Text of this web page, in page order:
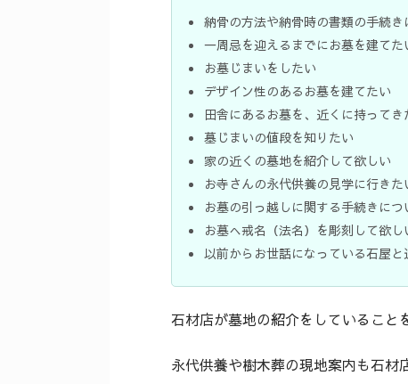
納骨の方法や納骨時の書類の手続
一周忌を迎えるまでにお墓を建てた
お墓じまいをしたい
デザイン性のあるお墓を建てたい
田舎にあるお墓を、近くに持ってき
墓じまいの値段を知りたい
家の近くの墓地を紹介して欲しい
お寺さんの永代供養の見学に行き
お墓の引っ越しに関する手続きに
お墓へ戒名（法名）を彫刻して欲し
以前からお世話になっている石屋
石材店が墓地の紹介をしていること
永代供養や樹木葬の現地案内も石